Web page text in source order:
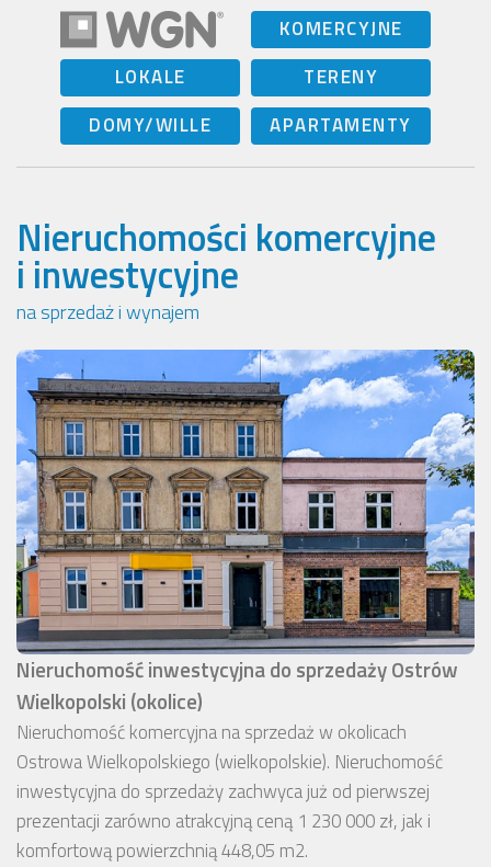
KOMERCYJNE
LOKALE
TERENY
DOMY/WILLE
APARTAMENTY
Nieruchomości komercyjne
i inwestycyjne
na sprzedaż i wynajem
Nieruchomość inwestycyjna do sprzedaży Ostrów
Wielkopolski (okolice)
Nieruchomość komercyjna na sprzedaż w okolicach
Ostrowa Wielkopolskiego (wielkopolskie). Nieruchomość
inwestycyjna do sprzedaży zachwyca już od pierwszej
prezentacji zarówno atrakcyjną ceną 1 230 000 zł, jak i
komfortową powierzchnią 448,05 m2.